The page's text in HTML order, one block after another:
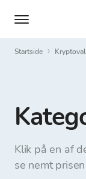
Startside
Klik på en af
se nemt